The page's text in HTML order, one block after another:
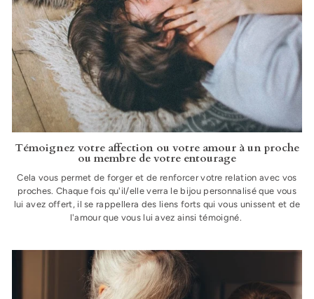
Témoignez votre affection ou votre amour à un proche
ou membre de votre entourage
Cela vous permet de forger et de renforcer votre relation avec vos
proches. Chaque fois qu'il/elle verra le bijou personnalisé que vous
lui avez offert, il se rappellera des liens forts qui vous unissent et de
l'amour que vous lui avez ainsi témoigné.